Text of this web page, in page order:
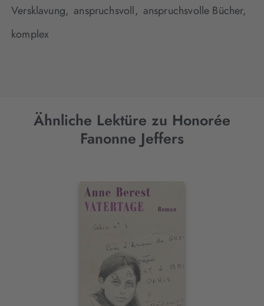
Versklavung, anspruchsvoll, anspruchsvolle Bücher,
komplex
Ähnliche Lektüre zu Honorée
Fanonne Jeffers